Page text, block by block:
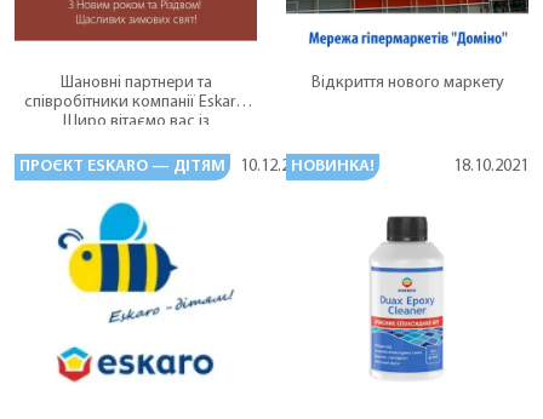
Шановні партнери та
співробітники компанії Eskaro!
Щиро вітаємо вас із
Різдвом Хрістовим!
Відкриття нового маркету
ПРОЄКТ ESKARO — ДІТЯМ 10.12.2021НОВИНКА! 18.10.2021